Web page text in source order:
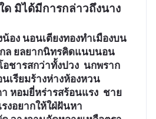
มิได้มีการกล่าวถึงนาง
ล ยลยากนิทรคิดแนบนอน
ชารสกว่าทั้งปวง  นกพราก
นเรียมร้างห่างห้องหวน
หอมยี่หร่ารสร้อนแรง  ชาย
งอยากให้ใฝ่ฝันหา